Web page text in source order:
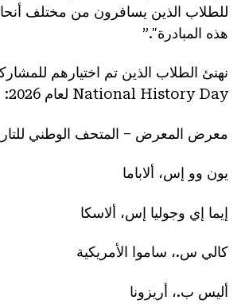
للطلاب الذين يسافرون من مختلف
هذه المبادرة".”
نهنئ الطلاب الذين تم اختيارهم
National History Day لعام 2026:
معرض المعرض – المتحف الوطني
يون وو إس، ألاباما
إيما إي وجوليا إس، ألاسكا
كالي س.، ساموا الأمريكية
أليس ب.، أريزونا